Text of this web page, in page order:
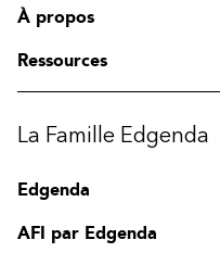
À propos
Ressources
La Famille Edgenda
Edgenda
AFI par Edgenda